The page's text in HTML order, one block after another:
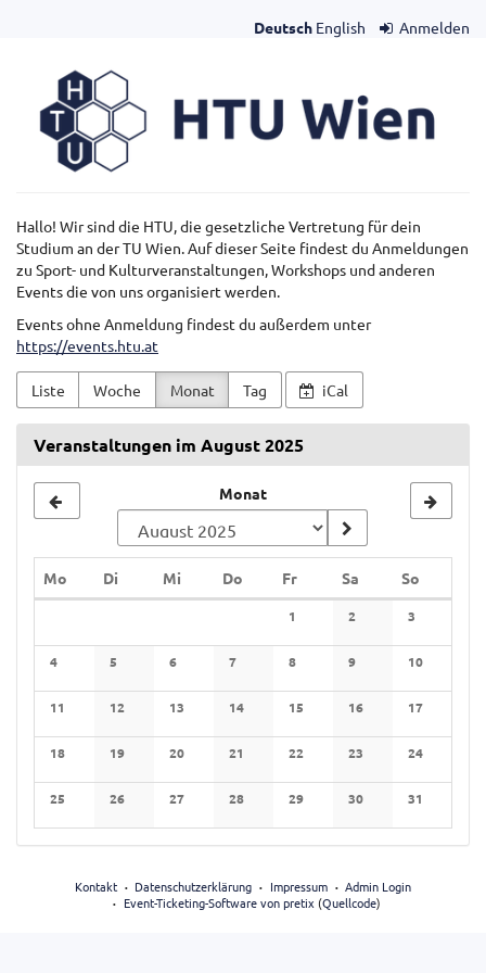
springen
Deutsch English Anmelden
HTU
Wien
Hallo! Wir sind die HTU, die gesetzliche Vertretung für dein
Studium an der TU Wien. Auf dieser Seite findest du Anmeldungen
zu Sport- und Kulturveranstaltungen, Workshops und anderen
Events die von uns organisiert werden.
Events ohne Anmeldung findest du außerdem unter
https://events.htu.at
Liste Woche Monat Tag iCal
Veranstaltungen im August 2025
zur
Anzeige
auswählen
Monat
Mo Montag
Di Dienstag
Mi Mittwoch
Do Donnerstag
FrFreitagSa Samstag
So
1 2 3
4 5 6 7 8 9 10
11 12 13 14 15 16 17
18 19 20 21 22 23 24
25 26 27 28 29 30 31
Kontakt Datenschutzerklärung Impressum
Admin Login
Event-Ticketing-Software von pretix (Quellcode)